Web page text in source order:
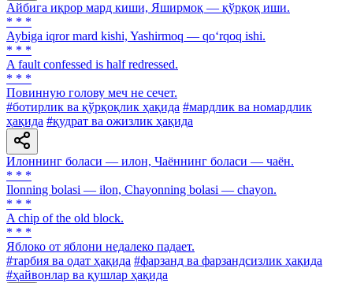
Айбига иқрор мард киши, Яширмоқ — қўрқоқ иши.
* * *
Aybiga iqror mard kishi, Yashirmoq — qo‘rqoq ishi.
* * *
A fault confessed is half redressed.
* * *
Повинную голову меч не сечет.
#ботирлик ва қўрқоқлик ҳақида #мардлик ва номардлик
ҳақида #қудрат ва ожизлик ҳақида
Илоннинг боласи — илон, Чаённинг боласи — чаён.
* * *
Ilonning bolasi — ilon, Chayonning bolasi — chayon.
* * *
A chip of the old block.
* * *
Яблоко от яблони недалеко падает.
#тарбия ва одат ҳақида #фарзанд ва фарзандсизлик ҳақида
#ҳайвонлар ва қушлар ҳақида